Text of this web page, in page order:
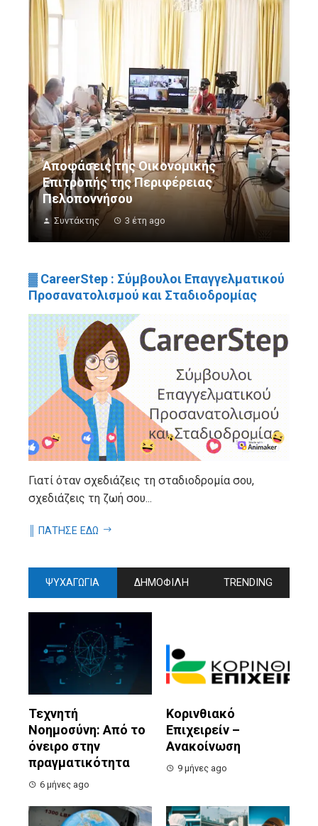
Αποφάσεις της Οικονομικής
Επιτροπής της Περιφέρειας
Πελοποννήσου
Συντάκτης 3 έτη ago
▓ CareerStep : Σύμβουλοι Επαγγελματικού
Προσανατολισμού και Σταδιοδρομίας
Γιατί όταν σχεδιάζεις τη σταδιοδρομία σου,
σχεδιάζεις τη ζωή σου...
║ ΠΑΤΗΣΕ ΕΔΩ
ΨΥΧΑΓΩΓΙΑ ΔΗΜΟΦΙΛΗ TRENDING
Τεχνητή
Νοημοσύνη: Από το
όνειρο στην
πραγματικότητα
6 μήνες ago
Κορινθιακό
Επιχειρείν –
Ανακοίνωση
9 μήνες ago